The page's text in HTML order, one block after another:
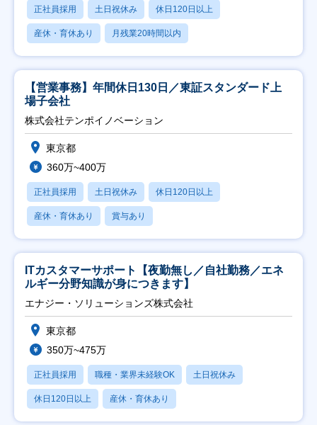
正社員採用 土日祝休み 休日120日以上
産休・育休あり 月残業20時間以内
【営業事務】年間休日130日／東証スタンダード上
場子会社
株式会社テンポイノベーション
東京都
360万~400万
正社員採用 土日祝休み 休日120日以上
産休・育休あり 賞与あり
ITカスタマーサポート【夜勤無し／自社勤務／エネ
ルギー分野知識が身につきます】
エナジー・ソリューションズ株式会社
東京都
350万~475万
正社員採用 職種・業界未経験OK 土日祝休み
休日120日以上 産休・育休あり